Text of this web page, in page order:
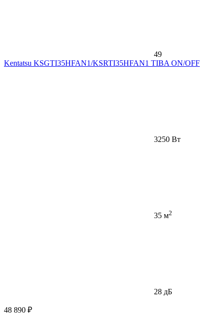
49
Kentatsu KSGTI35HFAN1/KSRTI35HFAN1 TIBA ON/OFF
3250 Вт
35 м2
28 дБ
48 890 ₽